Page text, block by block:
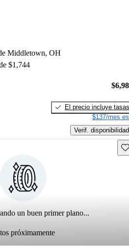
Middletown, OH
$1,744
El precio incluye tasas
$137/mes
Verif. disponibilidad
un buen primer plano...
próximamente